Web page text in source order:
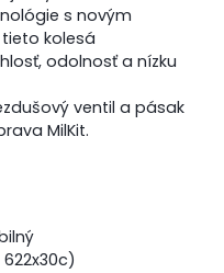
s novým
kolesá
odolnosť a nízku
ventil a pásak
MilKit.